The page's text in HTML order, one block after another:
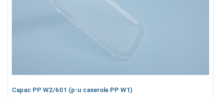
Capac PP W2/601 (p-u caserole PP W1)